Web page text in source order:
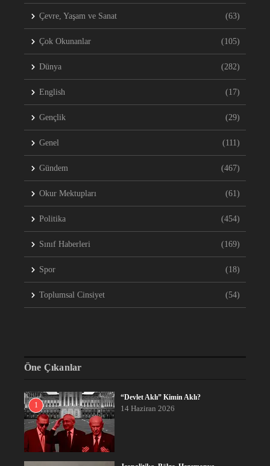
Çevre, Yaşam ve Sanat (63)
Çok Okunanlar (105)
Dünya (282)
English (17)
Gençlik (29)
Genel (111)
Gündem (467)
Okur Mektupları (61)
Politika (454)
Sınıf Haberleri (169)
Spor (18)
Toplumsal Cinsiyet (54)
Öne Çıkanlar
1
“Devlet Aklı” Kimin Aklı?
14 Haziran 2026